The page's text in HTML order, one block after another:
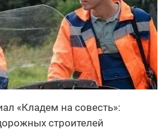
«Кладем на совесть»:
строителей